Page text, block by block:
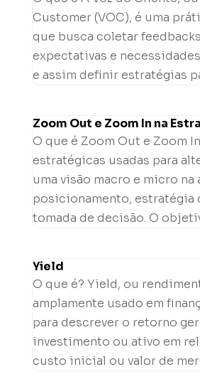
Customer (VOC), é uma
que busca coletar
expectativas e
e assim definir estratégias
Zoom Out e Zoom In na
O que é Zoom Out e Zoom
estratégicas usadas para
uma visão macro e micro na
posicionamento, estratégia
tomada de decisão. O
Yield
O que é? Yield, ou
amplamente usado em
para descrever o retorno
investimento ou ativo em
custo inicial ou valor de